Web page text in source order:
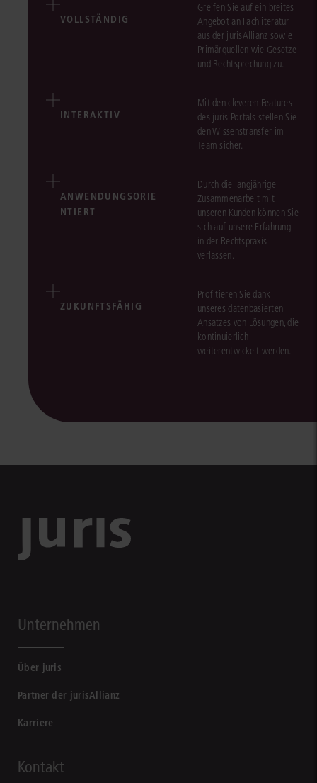
VOLLSTÄNDIG
Greifen Sie auf ein breites
Angebot an Fachliteratur
aus der jurisAllianz sowie
Primärquellen wie Gesetze
und Rechtsprechung zu.
INTERAKTIV
Mit den cleveren Features
des juris Portals stellen Sie
den Wissenstransfer im
Team sicher.
ANWENDUNGSORIE
NTIERT
Durch die langjährige
Zusammenarbeit mit
unseren Kunden können Sie
sich auf unsere Erfahrung
in der Rechtspraxis
verlassen.
ZUKUNFTSFÄHIG
Profitieren Sie dank
unseres datenbasierten
Ansatzes von Lösungen, die
kontinuierlich
weiterentwickelt werden.
Unternehmen
Über juris
Partner der jurisAllianz
Karriere
Kontakt